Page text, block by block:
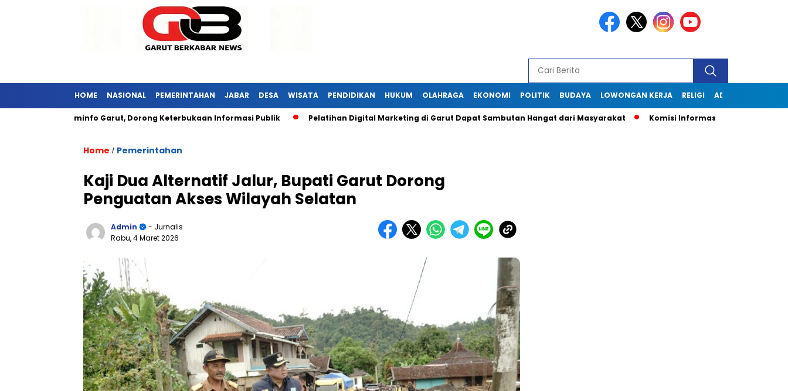
HOME NASIONAL PEMERINTAHAN JABAR DESA WISATA PENDIDIKAN HUKUM OLAHRAGA EKONOMI POLITIK BUDAYA LOWONGAN KERJA RELIGI ADVERTORIAL
Diskominfo Garut, Dorong Keterbukaan Informasi Publik Pelatihan Digital Marketing di Garut Dapat Sambutan Hangat dari Masyarakat Komisi Informasi Jabar Kunjungi
Home / Pemerintahan
Kaji Dua Alternatif Jalur, Bupati Garut Dorong
Penguatan Akses Wilayah Selatan
Admin
- Jurnalis
Rabu, 4 Maret 2026